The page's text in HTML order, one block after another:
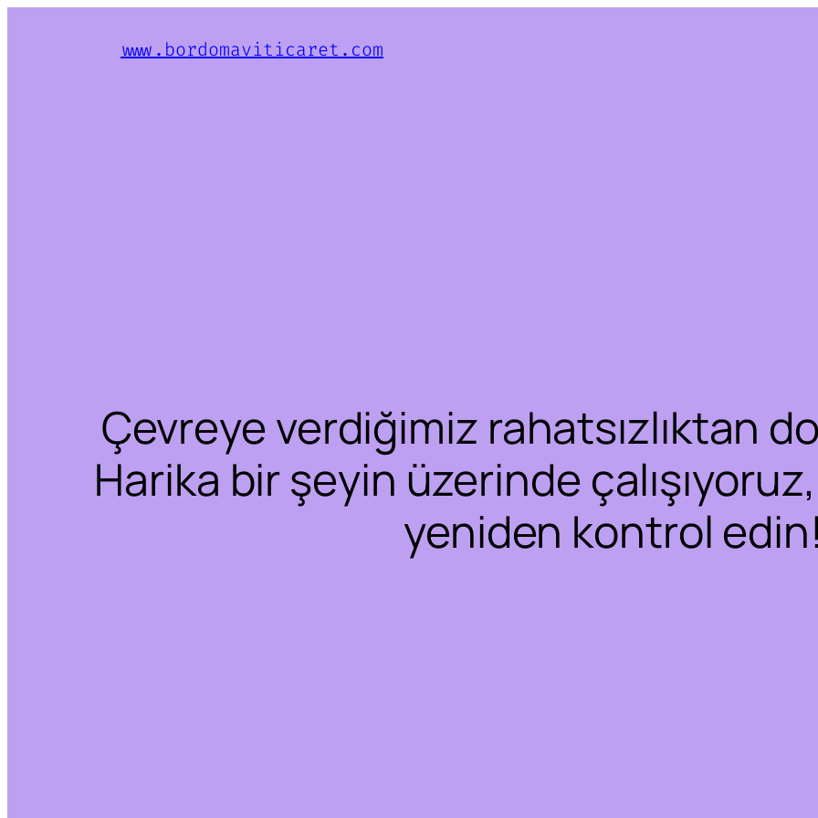
www.bordomaviticaret.com
Çevreye verdiğimiz rahatsızlıktan
Harika bir şeyin üzerinde
yeniden kontrol edin!